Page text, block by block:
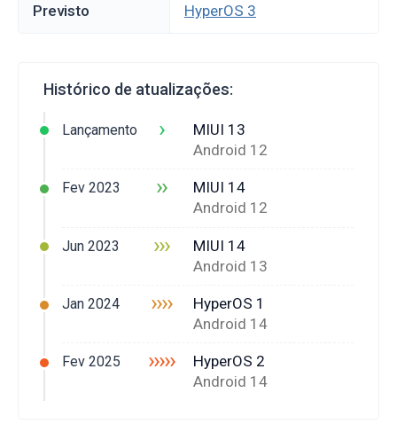
Previsto HyperOS 3
Histórico de atualizações:
Lançamento ›
MIUI 13
Android 12
Fev 2023 ››
MIUI 14
Android 12
Jun 2023 ›››
MIUI 14
Android 13
Jan 2024 ››››
HyperOS 1
Android 14
Fev 2025 ›››››
HyperOS 2
Android 14